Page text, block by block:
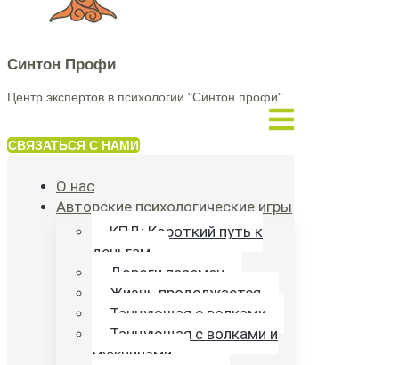
Синтон Профи
Центр экспертов в психологии "Синтон профи"
СВЯЗАТЬСЯ С НАМИ
О нас
Авторские психологические игры
КПД: Короткий путь к
деньгам
Дороги перемен
Жизнь продолжается
Танцующая с волками
Танцующая с волками и
мужчинами